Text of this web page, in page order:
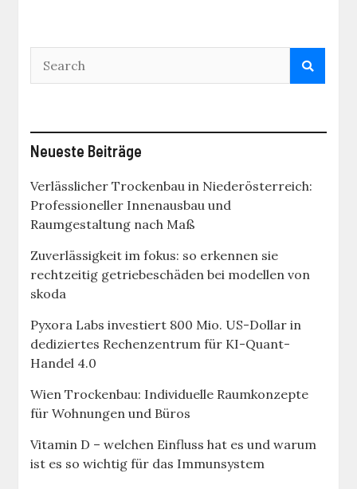
Neueste Beiträge
Verlässlicher Trockenbau in Niederösterreich:
Professioneller Innenausbau und
Raumgestaltung nach Maß
Zuverlässigkeit im fokus: so erkennen sie
rechtzeitig getriebeschäden bei modellen von
skoda
Pyxora Labs investiert 800 Mio. US-Dollar in
dediziertes Rechenzentrum für KI-Quant-
Handel 4.0
Wien Trockenbau: Individuelle Raumkonzepte
für Wohnungen und Büros
Vitamin D – welchen Einfluss hat es und warum
ist es so wichtig für das Immunsystem